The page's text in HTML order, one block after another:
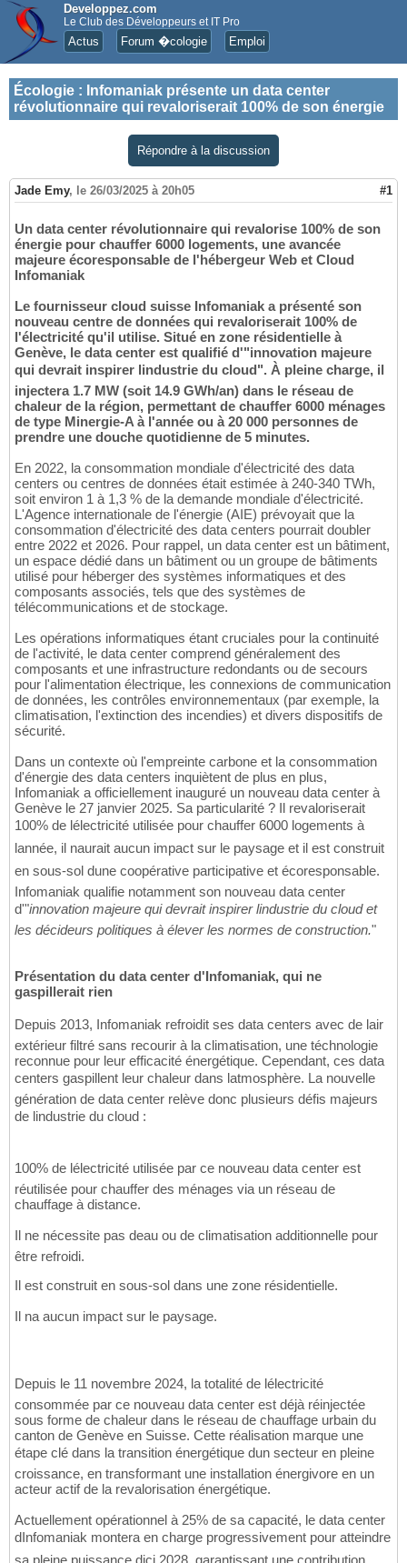
Developpez.com
Le Club des Développeurs et IT Pro
Actus Forum �cologie Emploi
Écologie : Infomaniak présente un data center
révolutionnaire qui revaloriserait 100% de son énergie
Répondre à la discussion
Jade Emy, le 26/03/2025 à 20h05 #1
Un data center révolutionnaire qui revalorise 100% de son
énergie pour chauffer 6000 logements, une avancée
majeure écoresponsable de l'hébergeur Web et Cloud
Infomaniak
Le fournisseur cloud suisse Infomaniak a présenté son
nouveau centre de données qui revaloriserait 100% de
l'électricité qu'il utilise. Situé en zone résidentielle à
Genève, le data center est qualifié d'"innovation majeure
qui devrait inspirer lindustrie du cloud". À pleine charge, il
injectera 1.7 MW (soit 14.9 GWh/an) dans le réseau de
chaleur de la région, permettant de chauffer 6000 ménages
de type Minergie-A à l'année ou à 20 000 personnes de
prendre une douche quotidienne de 5 minutes.
En 2022, la consommation mondiale d'électricité des data
centers ou centres de données était estimée à 240-340 TWh,
soit environ 1 à 1,3 % de la demande mondiale d'électricité.
L'Agence internationale de l'énergie (AIE) prévoyait que la
consommation d'électricité des data centers pourrait doubler
entre 2022 et 2026. Pour rappel, un data center est un bâtiment,
un espace dédié dans un bâtiment ou un groupe de bâtiments
utilisé pour héberger des systèmes informatiques et des
composants associés, tels que des systèmes de
télécommunications et de stockage.
Les opérations informatiques étant cruciales pour la continuité
de l'activité, le data center comprend généralement des
composants et une infrastructure redondants ou de secours
pour l'alimentation électrique, les connexions de communication
de données, les contrôles environnementaux (par exemple, la
climatisation, l'extinction des incendies) et divers dispositifs de
sécurité.
Dans un contexte où l'empreinte carbone et la consommation
d'énergie des data centers inquiètent de plus en plus,
Infomaniak a officiellement inauguré un nouveau data center à
Genève le 27 janvier 2025. Sa particularité ? Il revaloriserait
100% de lélectricité utilisée pour chauffer 6000 logements à
lannée, il naurait aucun impact sur le paysage et il est construit
en sous-sol dune coopérative participative et écoresponsable.
Infomaniak qualifie notamment son nouveau data center
d'"innovation majeure qui devrait inspirer lindustrie du cloud et
les décideurs politiques à élever les normes de construction."
Présentation du data center d'Infomaniak, qui ne
gaspillerait rien
Depuis 2013, Infomaniak refroidit ses data centers avec de lair
extérieur filtré sans recourir à la climatisation, une téchnologie
reconnue pour leur efficacité énergétique. Cependant, ces data
centers gaspillent leur chaleur dans latmosphère. La nouvelle
génération de data center relève donc plusieurs défis majeurs
de lindustrie du cloud :
100% de lélectricité utilisée par ce nouveau data center est
réutilisée pour chauffer des ménages via un réseau de
chauffage à distance.
Il ne nécessite pas deau ou de climatisation additionnelle pour
être refroidi.
Il est construit en sous-sol dans une zone résidentielle.
Il na aucun impact sur le paysage.
Depuis le 11 novembre 2024, la totalité de lélectricité
consommée par ce nouveau data center est déjà réinjectée
sous forme de chaleur dans le réseau de chauffage urbain du
canton de Genève en Suisse. Cette réalisation marque une
étape clé dans la transition énergétique dun secteur en pleine
croissance, en transformant une installation énergivore en un
acteur actif de la revalorisation énergétique.
Actuellement opérationnel à 25% de sa capacité, le data center
dInfomaniak montera en charge progressivement pour atteindre